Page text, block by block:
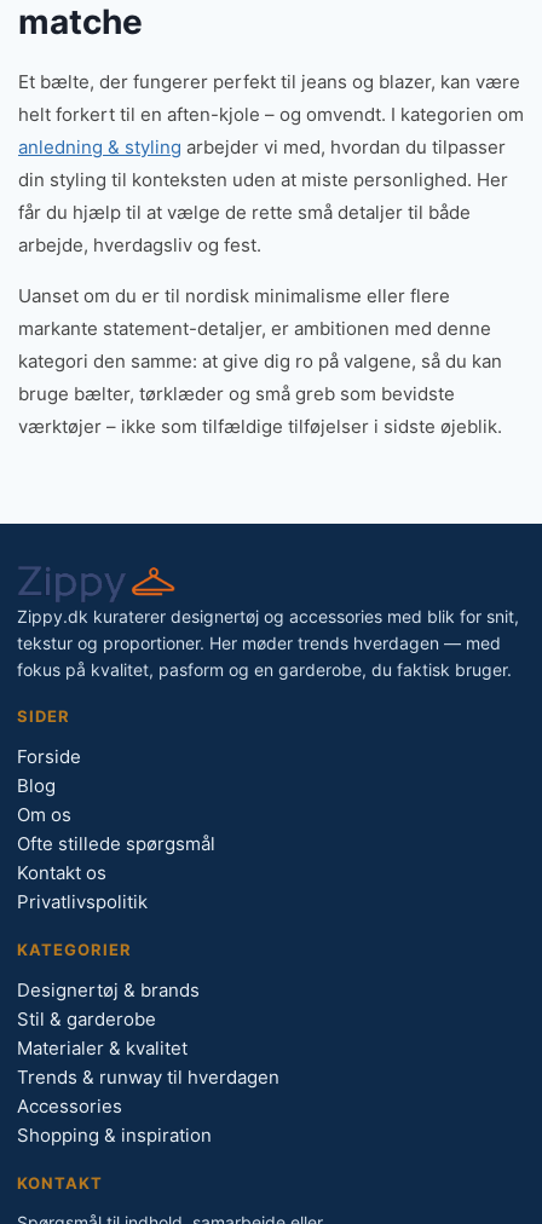
matche
Et bælte, der fungerer perfekt til jeans og blazer, kan være
helt forkert til en aften-kjole – og omvendt. I kategorien om
anledning & styling arbejder vi med, hvordan du tilpasser
din styling til konteksten uden at miste personlighed. Her
får du hjælp til at vælge de rette små detaljer til både
arbejde, hverdagsliv og fest.
Uanset om du er til nordisk minimalisme eller flere
markante statement-detaljer, er ambitionen med denne
kategori den samme: at give dig ro på valgene, så du kan
bruge bælter, tørklæder og små greb som bevidste
værktøjer – ikke som tilfældige tilføjelser i sidste øjeblik.
Zippy.dk kuraterer designertøj og accessories med blik for snit,
tekstur og proportioner. Her møder trends hverdagen — med
fokus på kvalitet, pasform og en garderobe, du faktisk bruger.
SIDER
Forside
Blog
Om os
Ofte stillede spørgsmål
Kontakt os
Privatlivspolitik
KATEGORIER
Designertøj & brands
Stil & garderobe
Materialer & kvalitet
Trends & runway til hverdagen
Accessories
Shopping & inspiration
KONTAKT